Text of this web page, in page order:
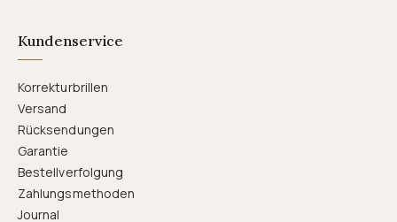
Kundenservice
Korrekturbrillen
Versand
Rücksendungen
Garantie
Bestellverfolgung
Zahlungsmethoden
Journal